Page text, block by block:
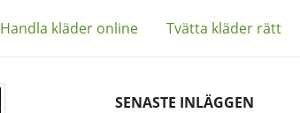
Handla kläder online Tvätta kläder rätt
SENASTE INLÄGGEN